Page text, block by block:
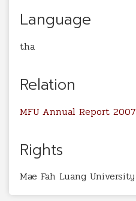
Language
tha
Relation
MFU Annual Report 2007
Rights
Mae Fah Luang University